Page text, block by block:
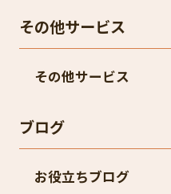
その他サービス
その他サービス
ブログ
お役立ちブログ